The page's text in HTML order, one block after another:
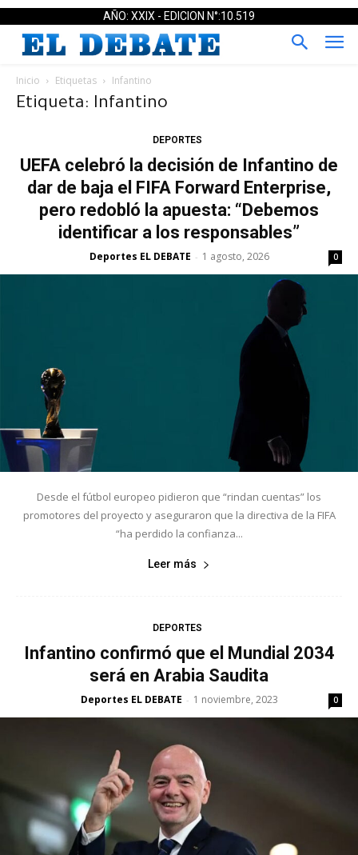
AÑO: XXIX - EDICION N°:10.519
Inicio Etiquetas Infantino
Etiqueta: Infantino
DEPORTES
UEFA celebró la decisión de Infantino de
dar de baja el FIFA Forward Enterprise,
pero redobló la apuesta: “Debemos
identificar a los responsables”
Deportes EL DEBATE - 1 agosto, 2026 0
Desde el fútbol europeo pidieron que “rindan cuentas” los
promotores del proyecto y aseguraron que la directiva de la FIFA
“ha perdido la confianza...
Leer más
DEPORTES
Infantino confirmó que el Mundial 2034
será en Arabia Saudita
Deportes EL DEBATE - 1 noviembre, 2023 0